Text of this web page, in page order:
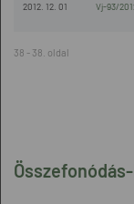
2012. 12. 01 Vj-93/
38 - 38. oldal